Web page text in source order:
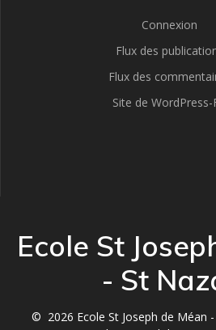
Connexion
Flux des
Flux des
Site de WordPress-
Ecole St
- St
© 2026 Ecole St Joseph de Méan